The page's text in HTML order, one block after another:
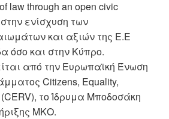
law through an open civic
ενίσχυση των
και αξιών της Ε.Ε
όσο και στην Κύπρο.
από την Ευρωπαϊκή Ένωση
Citizens, Equality,
το Ίδρυμα Μποδοσάκη
ΜΚΟ.